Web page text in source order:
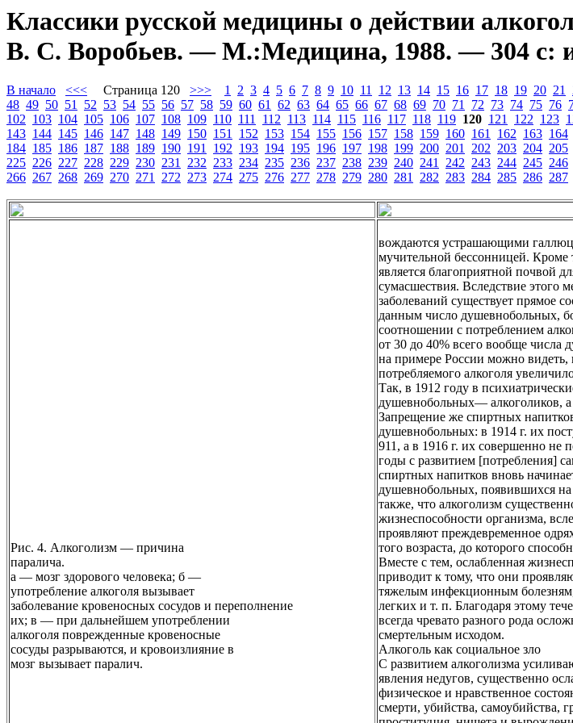
Классики русской медицины о действии
В. С. Воробьев. — М.:Медицина, 1988. — 304 с:
В начало <<< Страница 120 >>> 1 2 3 4 5 6 7 8 9 10 11 12 13 14 15 16 17 18 19 20 21
48 49 50 51 52 53 54 55 56 57 58 59 60 61 62 63 64 65 66 67 68 69 70 71 72 73 74 75 76
102 103 104 105 106 107 108 109 110 111 112 113 114 115 116 117 118 119 120 121 122 123
143 144 145 146 147 148 149 150 151 152 153 154 155 156 157 158 159 160 161 162 163 164
184 185 186 187 188 189 190 191 192 193 194 195 196 197 198 199 200 201 202 203 204 205
225 226 227 228 229 230 231 232 233 234 235 236 237 238 239 240 241 242 243 244 245 246
266 267 268 269 270 271 272 273 274 275 276 277 278 279 280 281 282 283 284 285 286 287
Рис. 4. Алкоголизм — причина
паралича.
а — мозг здорового человека; б —
употребление алкоголя вызывает
заболевание кровеносных сосудов и переполнение
их; в — при дальнейшем употреблении
алкоголя поврежденные кровеносные
сосуды разрываются, и кровоизлияние в
мозг вызывает паралич.
вождаются устрашающими
мучительной бессонницей. Кроме
является благоприятной почвой
сумасшествия. Вследствие этого
заболеваний существует прямое
данным число душевнобольных,
соотношении с потреблением
от 30 до 40% всего вообще
на примере России можно
потребляемого алкоголя
Так, в 1912 году в
душевнобольных— алкоголиков,
Запрещение же спиртных
душевнобольных: в 1914 г. их
911, а в 1916 г. их совершенно не
годы с развитием [потребления]
спиртных напитков вновь
душевнобольных, появившихся на
также, что алкоголизм
жизнеспособности организма,
проявляют преждевременное
того возраста, до которого
Вместе с тем, ослабленная
приводит к тому, что они
тяжелым инфекционным
легких и т. п. Благодаря этому
всегда чревато разного рода
смертельным исходом.
Алкоголь как социальное зло
С развитием алкоголизма
явления недугов, существенно
физическое и нравственное
смерти, убийства, самоубийства,